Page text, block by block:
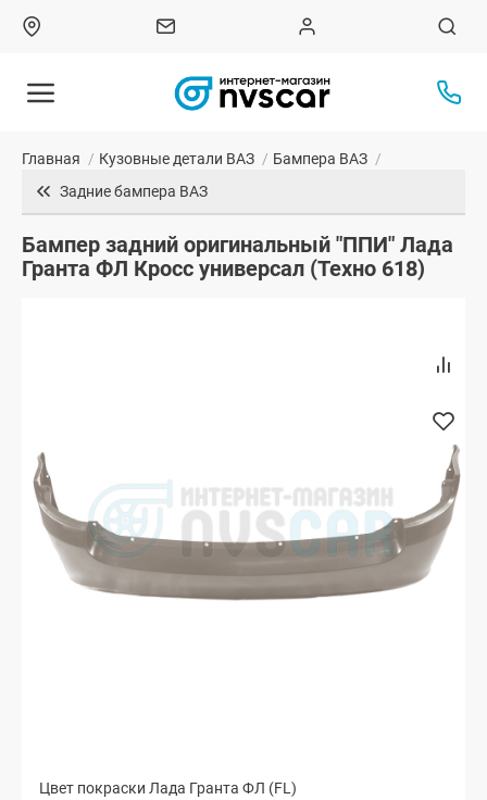
Главная / Кузовные детали ВАЗ / Бампера ВАЗ /
Задние бампера ВАЗ
Бампер задний оригинальный "ППИ" Лада
Гранта ФЛ Кросс универсал (Техно 618)
Цвет покраски Лада Гранта ФЛ (FL)